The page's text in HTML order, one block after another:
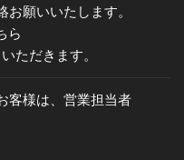
願いいたします。
ら
ただきます。
客様は、営業担当者